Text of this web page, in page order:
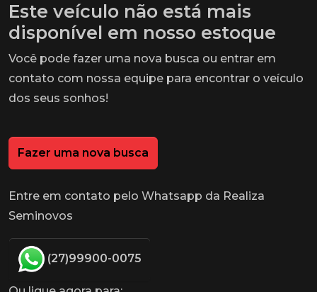
Este veículo não está mais
disponível em nosso estoque
Você pode fazer uma nova busca ou entrar em
contato com nossa equipe para encontrar o veículo
dos seus sonhos!
Fazer uma nova busca
Entre em contato pelo Whatsapp da Realiza
Seminovos
(27)99900-0075